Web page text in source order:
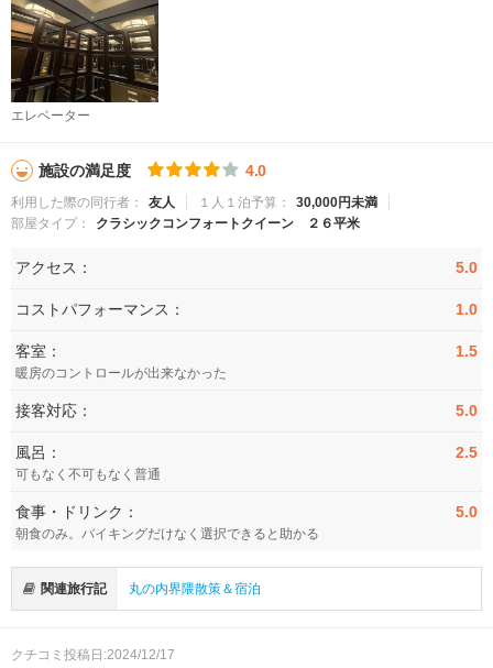
エレベーター
施設の満足度 4.0
利用した際の同行者： 友人 １人１泊予算：
30,000円未満
部屋タイプ：
クラシックコンフォートクイーン ２６平米
アクセス： 5.0
コストパフォーマンス： 1.0
客室： 1.5
暖房のコントロールが出来なかった
接客対応： 5.0
風呂： 2.5
可もなく不可もなく普通
食事・ドリンク： 5.0
朝食のみ。バイキングだけなく選択できると助かる
関連旅行記 丸の内界隈散策＆宿泊
クチコミ投稿日:2024/12/17